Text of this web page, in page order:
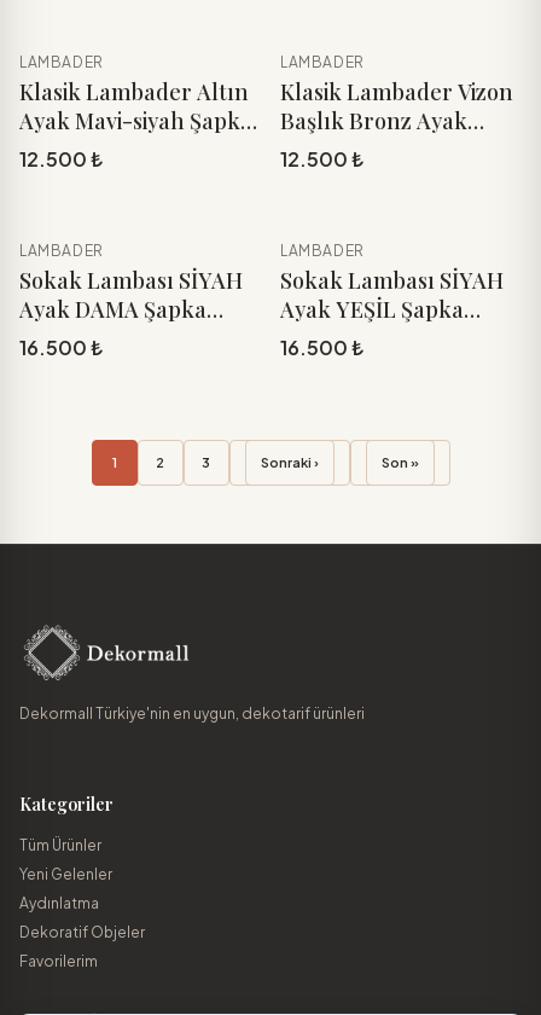
YENI Sepete Ekle
LAMBADER
Klasik Lambader Altın
Ayak Mavi-siyah Şapka
170cm.
12.500 ₺
YENI Sepete Ekle
LAMBADER
Klasik Lambader Vizon
Başlık Bronz Ayak
170cm.
12.500 ₺
YENI Sepete Ekle
LAMBADER
Sokak Lambası SİYAH
Ayak DAMA Şapka
170cm.
16.500 ₺
YENI Sepete Ekle
LAMBADER
Sokak Lambası SİYAH
Ayak YEŞİL Şapka
170cm.
16.500 ₺
1 2 3 Sonraki › Son »
Dekormall Türkiye'nin en uygun, dekotarif ürünleri
Kategoriler
Tüm Ürünler
Yeni Gelenler
Aydınlatma
Dekoratif Objeler
Favorilerim